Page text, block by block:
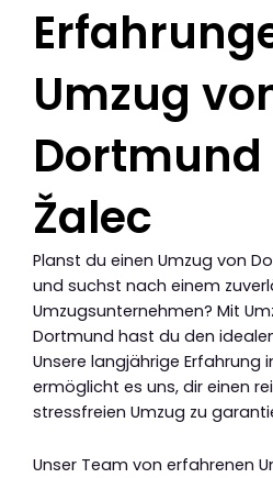
Umzug
Žalec
Planst du einen Umzug von
und suchst nach einem
Umzugsunternehmen? Mit
Dortmund hast du den
Unsere langjährige Erfahrung
ermöglicht es uns, dir einen
stressfreien Umzug zu
Unser Team von erfahrenen